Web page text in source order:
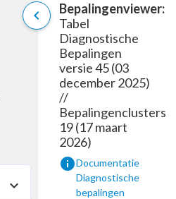
chevron_left
Bepalingenviewer:
Tabel
Diagnostische
Bepalingen
versie 45 (03
december 2025)
//
Bepalingenclusters
19 (17 maart
2026)
infoDocumentatie
Diagnostische
bepalingen